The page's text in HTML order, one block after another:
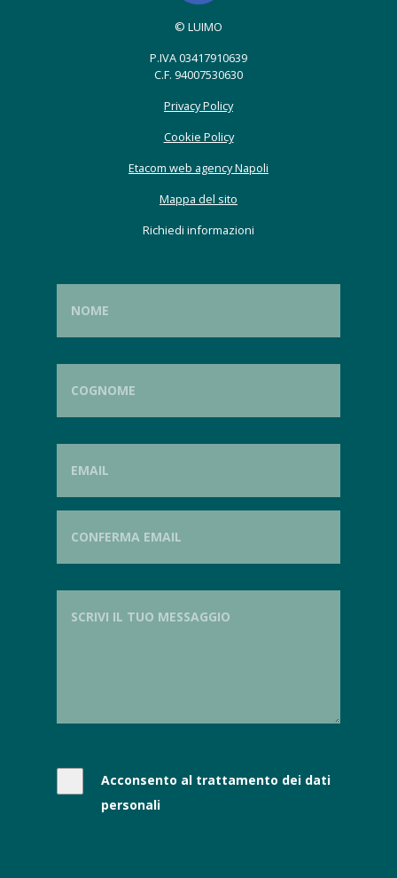
© LUIMO
P.IVA 03417910639
C.F. 94007530630
Privacy Policy
Cookie Policy
Etacom web agency Napoli
Mappa del sito
Richiedi informazioni
Acconsento al trattamento dei dati
personali